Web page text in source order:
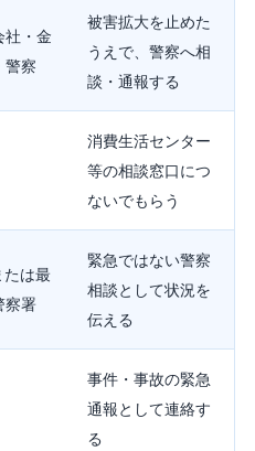
社・金
警察
被害拡大を止めた
うえで、警察へ相
談・通報する
消費生活センター
等の相談窓口につ
ないでもらう
は最
察署
緊急ではない警察
相談として状況を
伝える
事件・事故の緊急
通報として連絡す
る